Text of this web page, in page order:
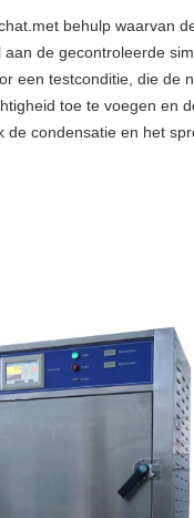
behulp waarvan
de gecontroleerde
een testconditie, die de
toe te voegen en
condensatie en het